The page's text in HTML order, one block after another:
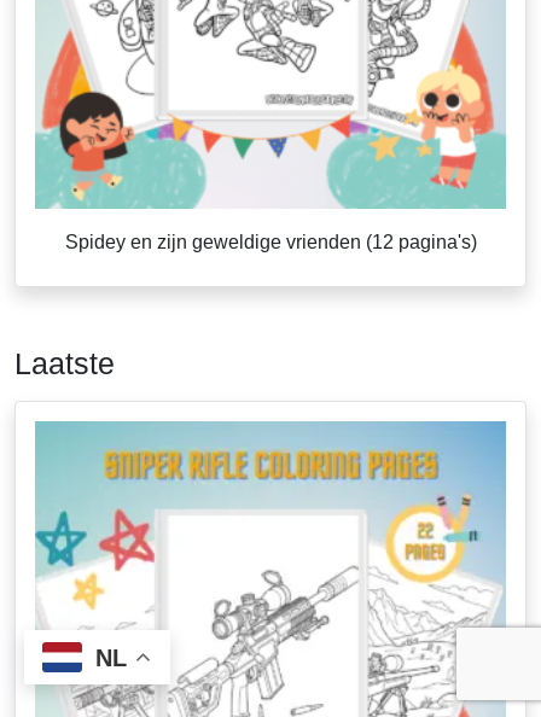
Spidey en zijn geweldige vrienden (12 pagina's)
Laatste
NL